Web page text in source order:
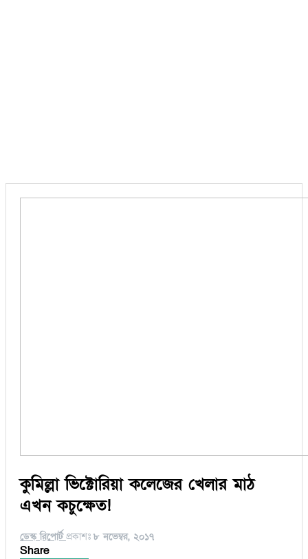
কুমিল্লা ভিক্টোরিয়া কলেজের খেলার মাঠ
এখন কচুক্ষেত!
ডেস্ক রিপোর্ট প্রকাশঃ ৮ নভেম্বর, ২০১৭
Share